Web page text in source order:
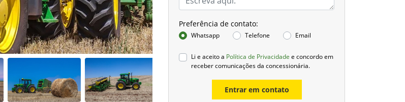
Preferência de contato:
Whatsapp Telefone Email
Li e aceito a Política de Privacidade e concordo em
receber comunicações da concessionária.
Entrar em contato